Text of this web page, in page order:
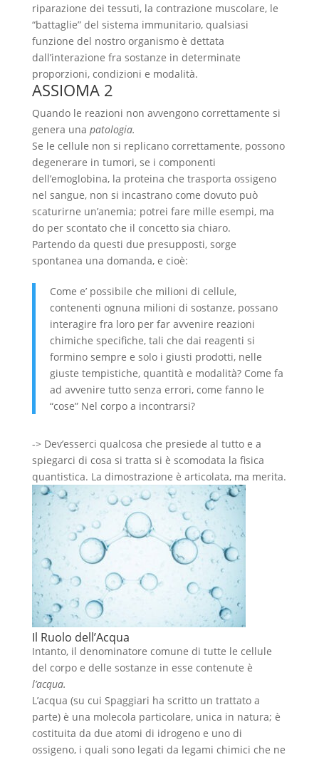
riparazione dei tessuti, la contrazione muscolare, le
“battaglie” del sistema immunitario, qualsiasi
funzione del nostro organismo è dettata
dall’interazione fra sostanze in determinate
proporzioni, condizioni e modalità.
ASSIOMA 2
Quando le reazioni non avvengono correttamente si
genera una patologia.
Se le cellule non si replicano correttamente, possono
degenerare in tumori, se i componenti
dell’emoglobina, la proteina che trasporta ossigeno
nel sangue, non si incastrano come dovuto può
scaturirne un’anemia; potrei fare mille esempi, ma
do per scontato che il concetto sia chiaro.
Partendo da questi due presupposti, sorge
spontanea una domanda, e cioè:
Come e’ possibile che milioni di cellule,
contenenti ognuna milioni di sostanze, possano
interagire fra loro per far avvenire reazioni
chimiche specifiche, tali che dai reagenti si
formino sempre e solo i giusti prodotti, nelle
giuste tempistiche, quantità e modalità? Come fa
ad avvenire tutto senza errori, come fanno le
“cose” Nel corpo a incontrarsi?
-> Dev’esserci qualcosa che presiede al tutto e a
spiegarci di cosa si tratta si è scomodata la fisica
quantistica. La dimostrazione è articolata, ma merita.
Il Ruolo dell’Acqua
Intanto, il denominatore comune di tutte le cellule
del corpo e delle sostanze in esse contenute è
l’acqua.
L’acqua (su cui Spaggiari ha scritto un trattato a
parte) è una molecola particolare, unica in natura; è
costituita da due atomi di idrogeno e uno di
ossigeno, i quali sono legati da legami chimici che ne